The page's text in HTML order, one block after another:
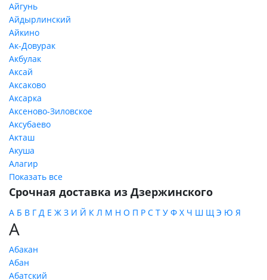
Айгунь
Айдырлинский
Айкино
Ак-Довурак
Акбулак
Аксай
Аксаково
Аксарка
Аксеново-Зиловское
Аксубаево
Акташ
Акуша
Алагир
Показать все
Срочная доставка из Дзержинского
А Б В Г Д Е Ж З И Й К Л М Н О П Р С Т У Ф Х Ч Ш Щ Э Ю Я
А
Абакан
Абан
Абатский